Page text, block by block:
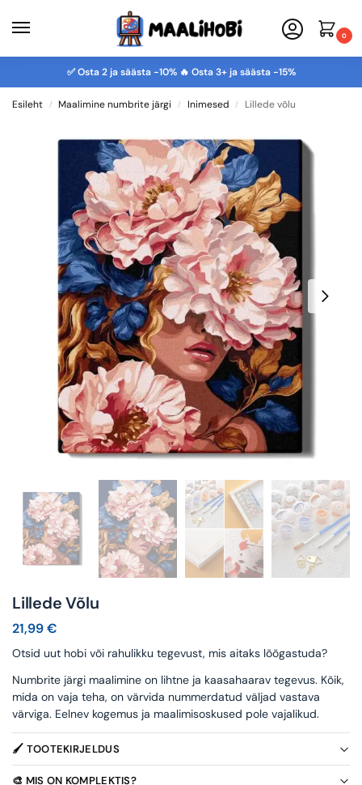
0
✅ Osta 2 ja säästa -10% 🔥 Osta 3+ ja säästa -15%
Esileht / Maalimine numbrite järgi / Inimesed / Lillede võlu
Lillede Võlu
21,99€
Otsid uut hobi või rahulikku tegevust, mis aitaks lõõgastuda?
Numbrite järgi maalimine on lihtne ja kaasahaarav tegevus. Kõik,
mida on vaja teha, on värvida nummerdatud väljad vastava
värviga. Eelnev kogemus ja maalimisoskused pole vajalikud.
🖌️ TOOTEKIRJELDUS
🎨 MIS ON KOMPLEKTIS?